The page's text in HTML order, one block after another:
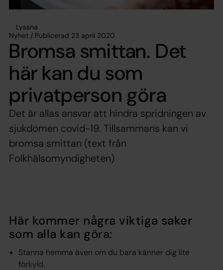
Lyssna
Nyhet / Publicerad 23 april 2020
Bromsa smittan. Det
här kan du som
privatperson göra
Det är allas ansvar att hindra spridningen av
sjukdomen covid-19. Tillsammans kan vi
bromsa smittan (text från
Folkhälsomyndigheten)
Här kommer några viktiga saker
som alla kan göra:
Stanna hemma även om du bara känner dig lite
förkyld.